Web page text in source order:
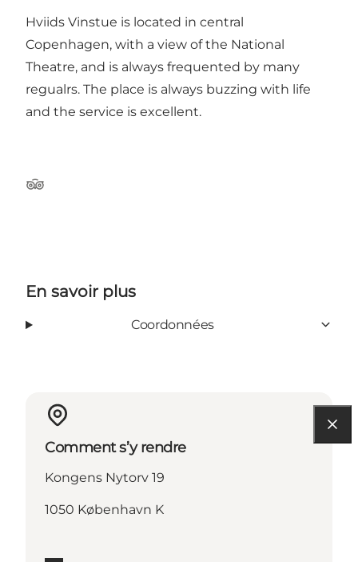
Hviids Vinstue is located in central
Copenhagen, with a view of the National
Theatre, and is always frequented by many
regualrs. The place is always buzzing with life
and the service is excellent.
Tripadvisor
En savoir plus
Coordonnées
Comment s’y rendre
Kongens Nytorv 19
1050 København K